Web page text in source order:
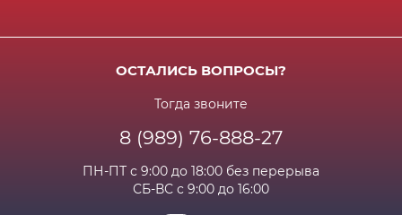
Доставка
Возрат и гарантия
Часто задаваемые вопросы
ОСТАЛИСЬ ВОПРОСЫ?
Тогда звоните
8 (989) 76-888-27
ПН-ПТ с 9:00 до 18:00 без перерыва
СБ-ВС с 9:00 до 16:00